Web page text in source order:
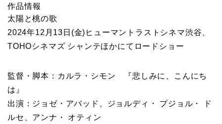
作品情報
太陽と桃の歌
2024年12月13日(金)ヒューマントラストシネマ渋谷、
TOHOシネマズ シャンテほかにてロードショー
監督・脚本：カルラ・シモン 『悲しみに、こんにち
は』
出演：ジョゼ・アバッド、ジョルディ・ プジョル・ ド
ルセ、アンナ・ オティン